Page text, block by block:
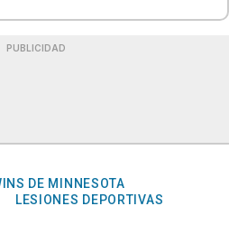
PUBLICIDAD
DE MINNESOTA
LESIONES DEPORTIVAS